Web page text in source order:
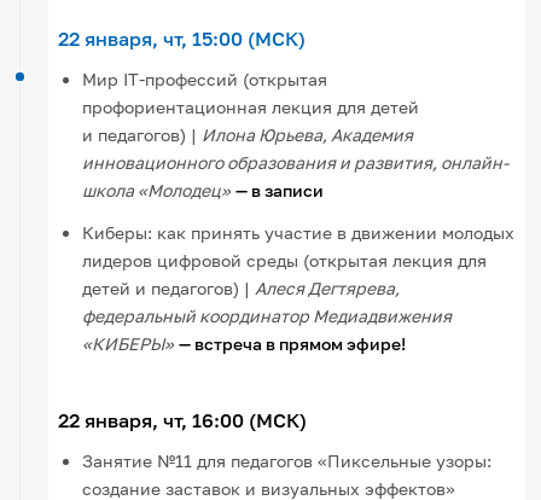
22 января, чт, 15:00 (МСК)
Мир IT-профессий (открытая
профориентационная лекция для детей
и педагогов) | Илона Юрьева, Академия
инновационного образования и развития, онлайн-
школа «Молодец» — в записи
Киберы: как принять участие в движении молодых
лидеров цифровой среды (открытая лекция для
детей и педагогов) | Алеся Дегтярева,
федеральный координатор Медиадвижения
«КИБЕРЫ» — встреча в прямом эфире!
22 января, чт, 16:00 (МСК)
Занятие №11 для педагогов «Пиксельные узоры:
создание заставок и визуальных эффектов»